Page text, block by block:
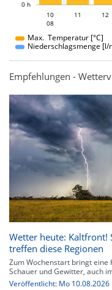
0 h
10
08
11 12
Max. Temperatur [°C]
Niederschlagsmenge [l/
Empfehlungen -
Wetter heute: Kaltfront!
treffen diese Regionen
Zum Wochenstart bringt
Schauer und Gewitter, auch
Veröffentlicht: Mo